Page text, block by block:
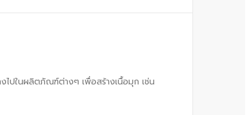
ปในผลิตภัณฑ์ต่างๆ เพื่อสร้างเนื้อมุก เช่น